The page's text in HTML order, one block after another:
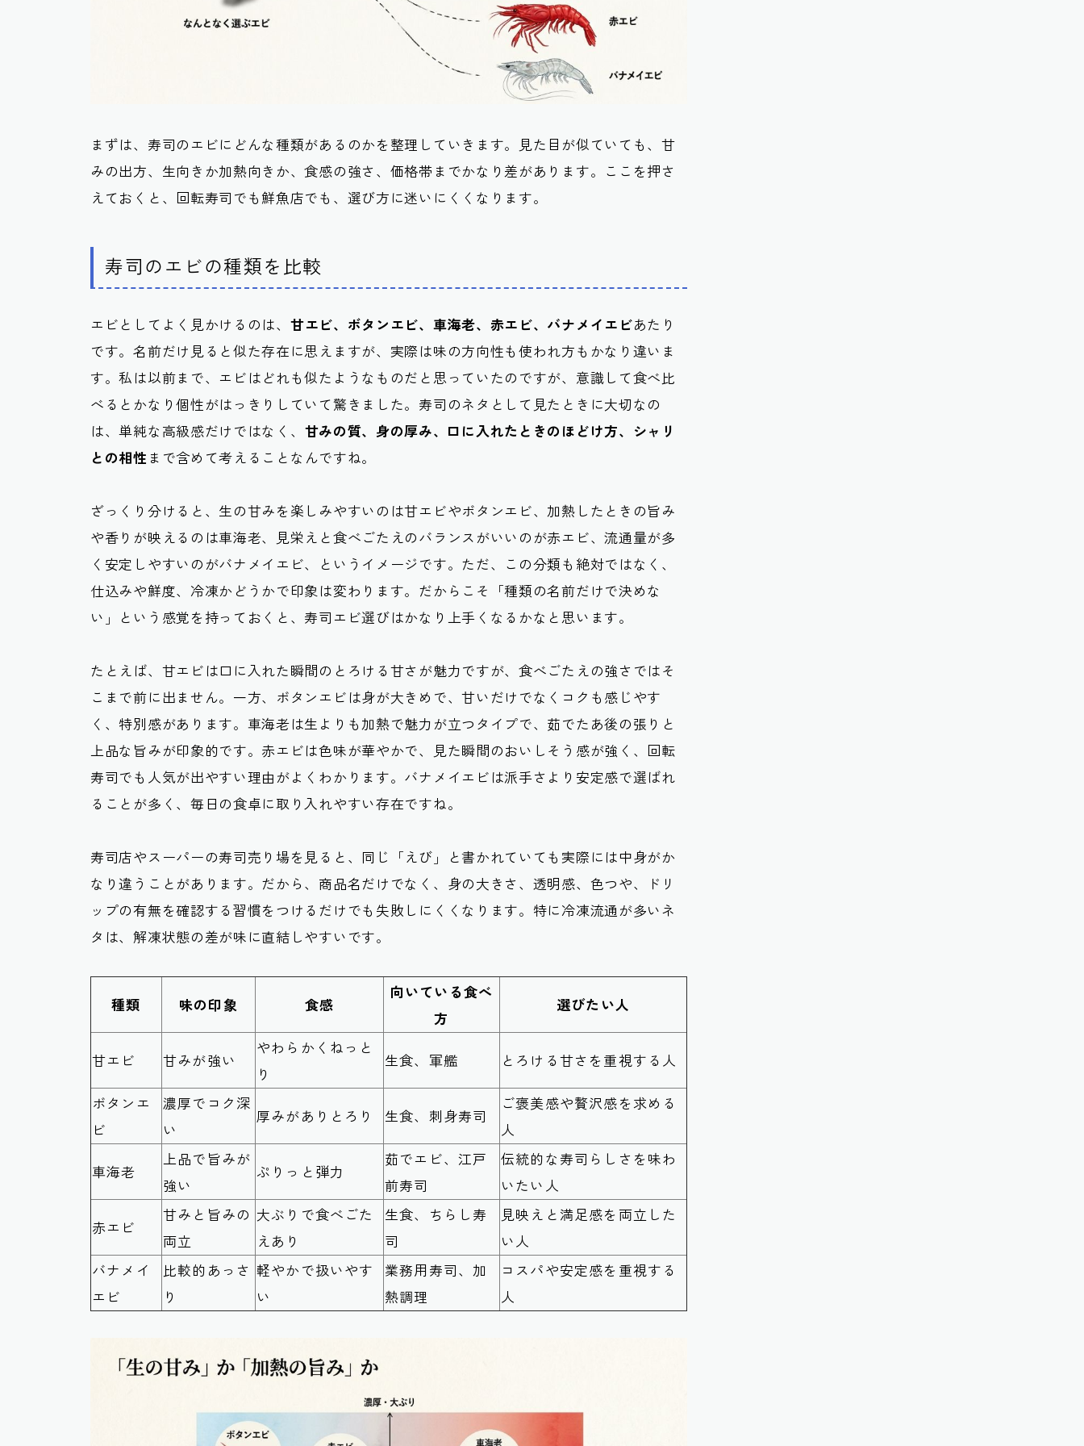
まずは、寿司のエビにどんな種類があるのかを整理していきます。見た目が似ていても、甘
みの出方、生向きか加熱向きか、食感の強さ、価格帯までかなり差があります。ここを押さ
えておくと、回転寿司でも鮮魚店でも、選び方に迷いにくくなります。
寿司のエビの種類を比較
エビとしてよく見かけるのは、 甘エビ、ボタンエビ、車海老、赤エビ、バナメイエビあたり
です。名前だけ見ると似た存在に思えますが、実際は味の方向性も使われ方もかなり違いま
す。私は以前まで、エビはどれも似たようなものだと思っていたのですが、意識して食べ比
べるとかなり個性がはっきりしていて驚きました。寿司のネタとして見たときに大切なの
は、単純な高級感だけではなく、 甘みの質、身の厚み、口に入れたときのほどけ方、シャリ
との相性 まで含めて考えることなんですね。
ざっくり分けると、生の甘みを楽しみやすいのは甘エビやボタンエビ、加熱したときの旨み
や香りが映えるのは車海老、見栄えと食べごたえのバランスがいいのが赤エビ、流通量が多
く安定しやすいのがバナメイエビ、というイメージです。ただ、この分類も絶対ではなく、
仕込みや鮮度、冷凍かどうかで印象は変わります。だからこそ「種類の名前だけで決めな
い」という感覚を持っておくと、寿司エビ選びはかなり上手くなるかなと思います。
たとえば、甘エビは口に入れた瞬間のとろける甘さが魅力ですが、食べごたえの強さではそ
こまで前に出ません。一方、ボタンエビは身が大きめで、甘いだけでなくコクも感じやす
く、特別感があります。車海老は生よりも加熱で魅力が立つタイプで、茹でたあ後の張りと
上品な旨みが印象的です。赤エビは色味が華やかで、見た瞬間のおいしそう感が強く、回転
寿司でも人気が出やすい理由がよくわかります。バナメイエビは派手さより安定感で選ばれ
ることが多く、毎日の食卓に取り入れやすい存在ですね。
寿司店やスーパーの寿司売り場を見ると、同じ「えび」と書かれていても実際には中身がか
なり違うことがあります。だから、商品名だけでなく、身の大きさ、透明感、色つや、ドリ
ップの有無を確認する習慣をつけるだけでも失敗しにくくなります。特に冷凍流通が多いネ
タは、解凍状態の差が味に直結しやすいです。
種類 味の印象 食感
向いている食べ
方
選びたい人
甘エビ 甘みが強い
やわらかくねっと
り
生食、軍艦 とろける甘さを重視する人
ボタンエ
ビ
濃厚でコク深
い
厚みがありとろり 生食、刺身寿司
ご褒美感や贅沢感を求める
人
車海老
上品で旨みが
強い
ぷりっと弾力
茹でエビ、江戸
前寿司
伝統的な寿司らしさを味わ
いたい人
赤エビ
甘みと旨みの
両立
大ぶりで食べごた
えあり
生食、ちらし寿
司
見映えと満足感を両立した
い人
バナメイ
エビ
比較的あっさ
り
軽やかで扱いやす
い
業務用寿司、加
熱調理
コスパや安定感を重視する
人